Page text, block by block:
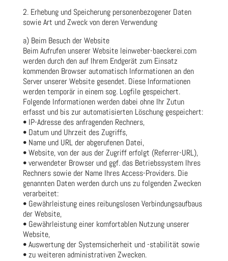
2. Erhebung und Speicherung personenbezogener Daten
sowie Art und Zweck von deren Verwendung
a) Beim Besuch der Website
Beim Aufrufen unserer Website leinweber-baeckerei.com
werden durch den auf Ihrem Endgerät zum Einsatz
kommenden Browser automatisch Informationen an den
Server unserer Website gesendet. Diese Informationen
werden temporär in einem sog. Logfile gespeichert.
Folgende Informationen werden dabei ohne Ihr Zutun
erfasst und bis zur automatisierten Löschung gespeichert:
• IP-Adresse des anfragenden Rechners,
• Datum und Uhrzeit des Zugriffs,
• Name und URL der abgerufenen Datei,
• Website, von der aus der Zugriff erfolgt (Referrer-URL),
• verwendeter Browser und ggf. das Betriebssystem Ihres
Rechners sowie der Name Ihres Access-Providers. Die
genannten Daten werden durch uns zu folgenden Zwecken
verarbeitet:
• Gewährleistung eines reibungslosen Verbindungsaufbaus
der Website,
• Gewährleistung einer komfortablen Nutzung unserer
Website,
• Auswertung der Systemsicherheit und -stabilität sowie
• zu weiteren administrativen Zwecken.